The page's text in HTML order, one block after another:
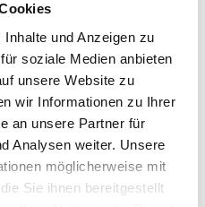
und Anzeigen zu
soziale Medien anbieten
unsere Website zu
wir Informationen zu Ihrer
an unsere Partner für
Analysen weiter. Unsere
möglicherweise mit
Sie ihnen bereitgestellt